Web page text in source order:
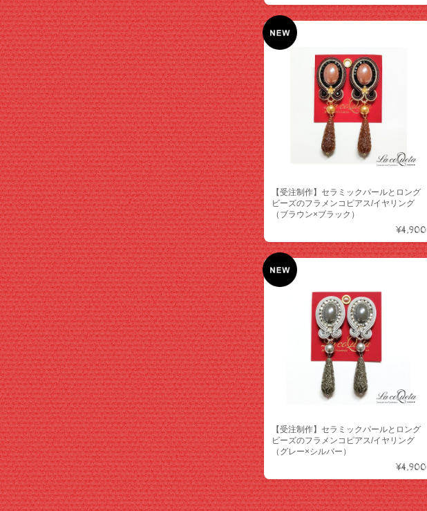
【受注制作】セラミックパールとロング
ビーズのフラメンコピアス/イヤリング
（ブラウン×ブラック）
¥4,900
【受注制作】セラミックパールとロング
ビーズのフラメンコピアス/イヤリング
（グレー×シルバー）
¥4,900